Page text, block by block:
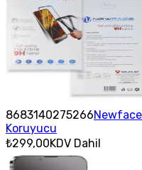
8683140275266Newface
Koruyucu
₺299,00KDV Dahil